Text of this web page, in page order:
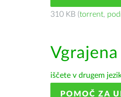
310 KB (torrent,
iščete v drugem
POMOČ ZA